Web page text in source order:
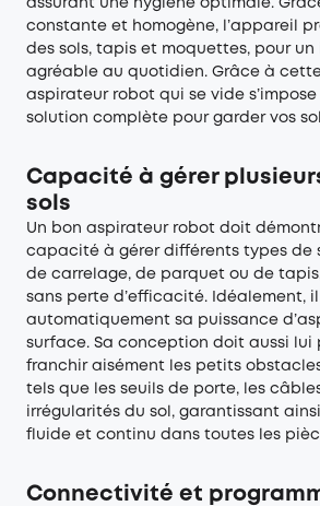
assurant une hygiène optimale.
constante et homogène, l’appareil
des sols, tapis et moquettes, pour
agréable au quotidien. Grâce à
aspirateur robot qui se vide
solution complète pour garder vos
Capacité à gérer
sols
Un bon aspirateur robot doit
capacité à gérer différents types de
de carrelage, de parquet ou de
sans perte d’efficacité. Idéalement,
automatiquement sa puissance
surface. Sa conception doit aussi lui
franchir aisément les petits
tels que les seuils de porte, les
irrégularités du sol, garantissant
fluide et continu dans toutes les
Connectivité et